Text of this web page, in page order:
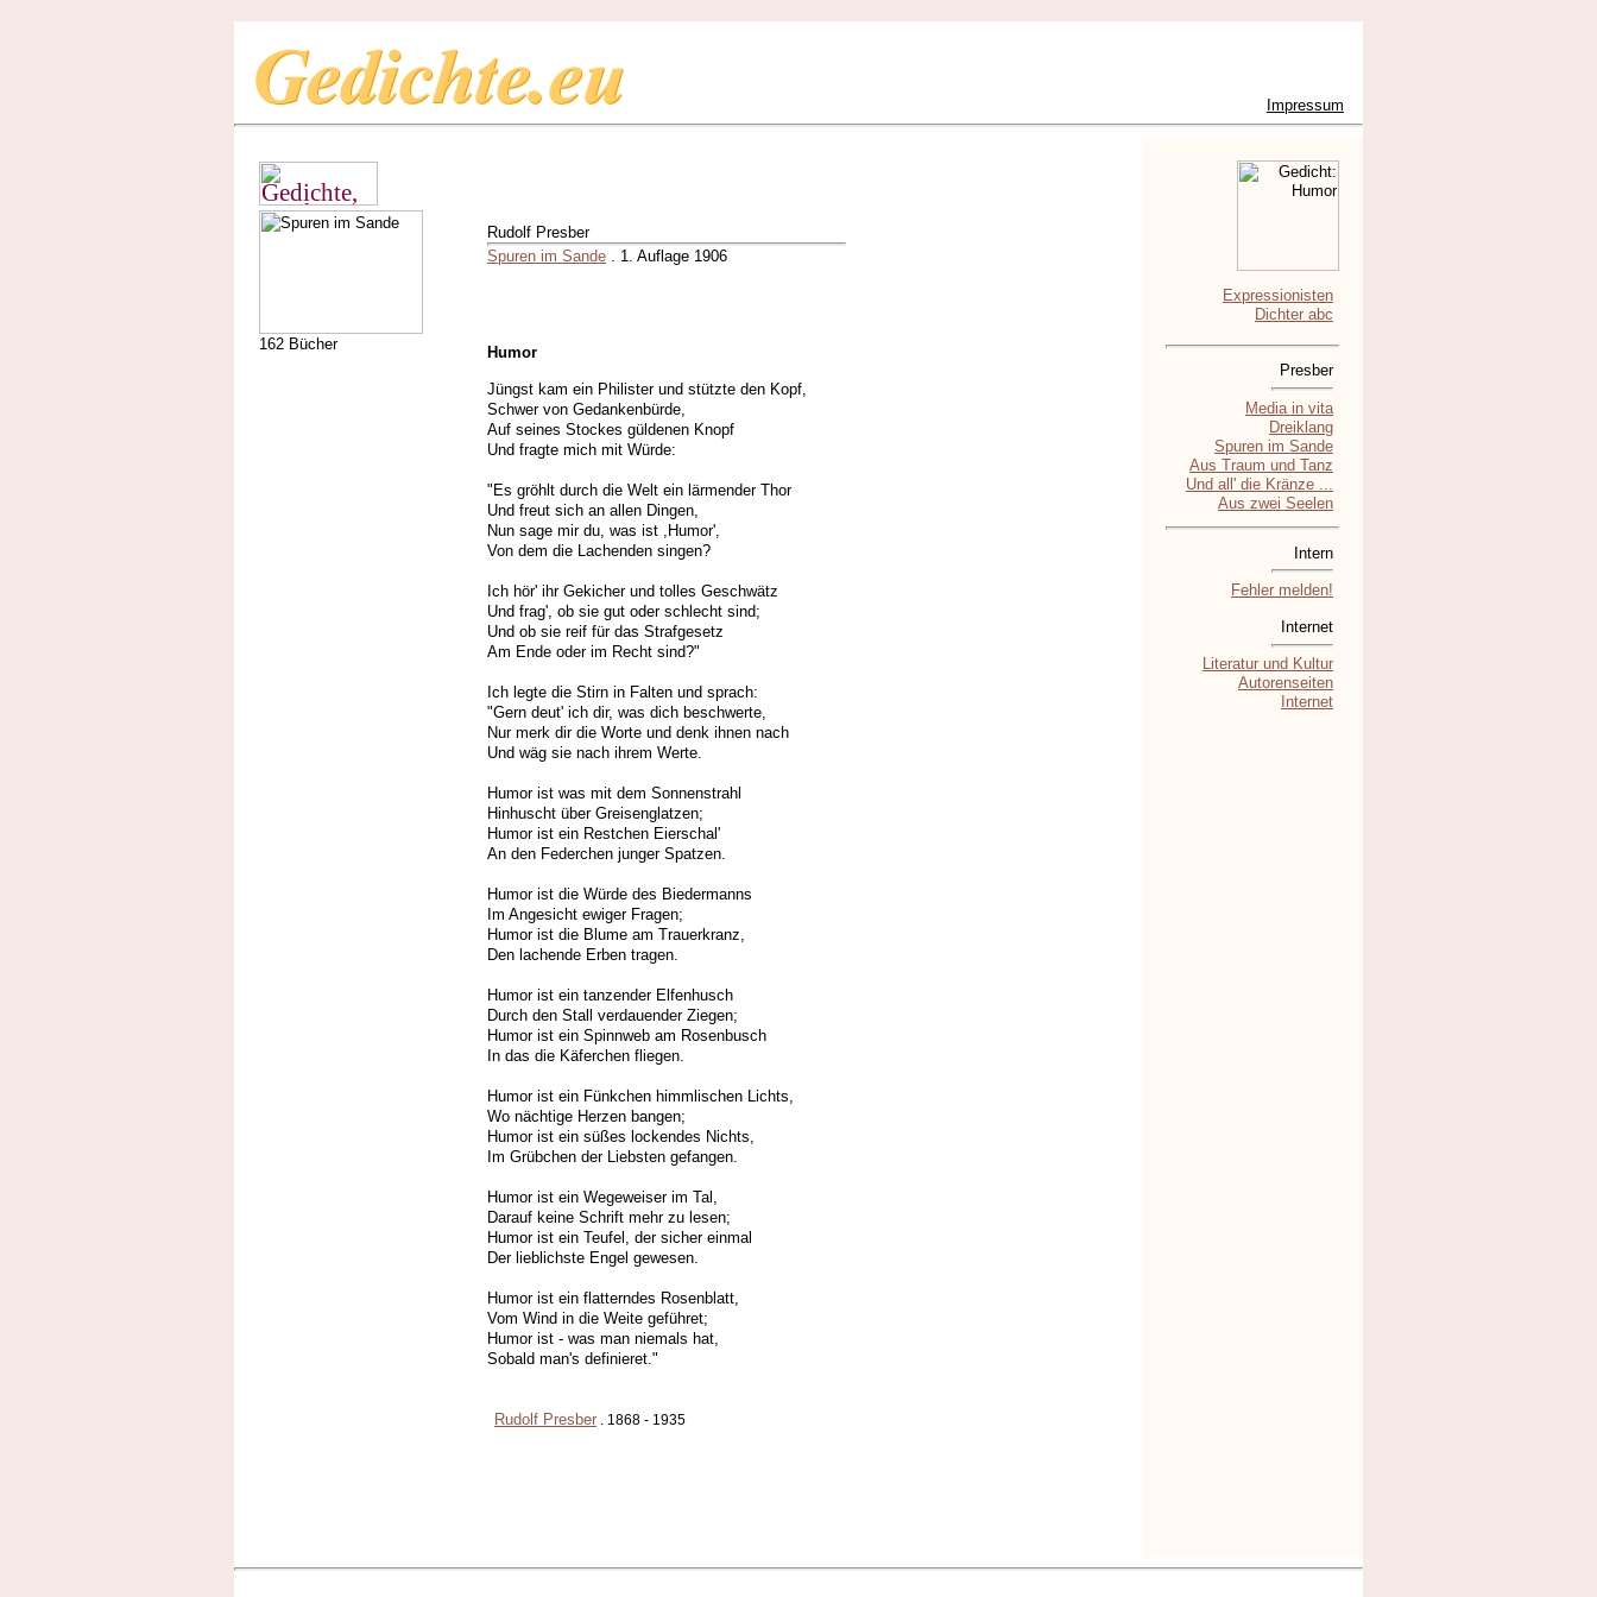
Impressum
162 Bücher
Rudolf Presber
Spuren im Sande . 1. Auflage 1906
Humor
Jüngst kam ein Philister und stützte den Kopf,
Schwer von Gedankenbürde,
Auf seines Stockes güldenen Knopf
Und fragte mich mit Würde:
"Es gröhlt durch die Welt ein lärmender Thor
Und freut sich an allen Dingen,
Nun sage mir du, was ist ,Humor',
Von dem die Lachenden singen?
Ich hör' ihr Gekicher und tolles Geschwätz
Und frag', ob sie gut oder schlecht sind;
Und ob sie reif für das Strafgesetz
Am Ende oder im Recht sind?"
Ich legte die Stirn in Falten und sprach:
"Gern deut' ich dir, was dich beschwerte,
Nur merk dir die Worte und denk ihnen nach
Und wäg sie nach ihrem Werte.
Humor ist was mit dem Sonnenstrahl
Hinhuscht über Greisenglatzen;
Humor ist ein Restchen Eierschal'
An den Federchen junger Spatzen.
Humor ist die Würde des Biedermanns
Im Angesicht ewiger Fragen;
Humor ist die Blume am Trauerkranz,
Den lachende Erben tragen.
Humor ist ein tanzender Elfenhusch
Durch den Stall verdauender Ziegen;
Humor ist ein Spinnweb am Rosenbusch
In das die Käferchen fliegen.
Humor ist ein Fünkchen himmlischen Lichts,
Wo nächtige Herzen bangen;
Humor ist ein süßes lockendes Nichts,
Im Grübchen der Liebsten gefangen.
Humor ist ein Wegeweiser im Tal,
Darauf keine Schrift mehr zu lesen;
Humor ist ein Teufel, der sicher einmal
Der lieblichste Engel gewesen.
Humor ist ein flatterndes Rosenblatt,
Vom Wind in die Weite geführet;
Humor ist - was man niemals hat,
Sobald man's definieret."
Rudolf Presber . 1868 - 1935
Expressionisten
Dichter abc
Presber
Media in vita
Dreiklang
Spuren im Sande
Aus Traum und Tanz
Und all' die Kränze ...
Aus zwei Seelen
Intern
Fehler melden!
Internet
Literatur und Kultur
Autorenseiten
Internet